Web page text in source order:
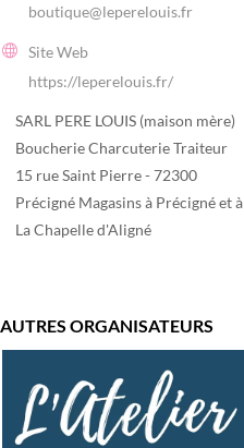
boutique@leperelouis.fr
Site Web
https://leperelouis.fr/
SARL PERE LOUIS (maison mère)
Boucherie Charcuterie Traiteur
15 rue Saint Pierre - 72300
Précigné Magasins à Précigné et à
La Chapelle d'Aligné
AUTRES ORGANISATEURS